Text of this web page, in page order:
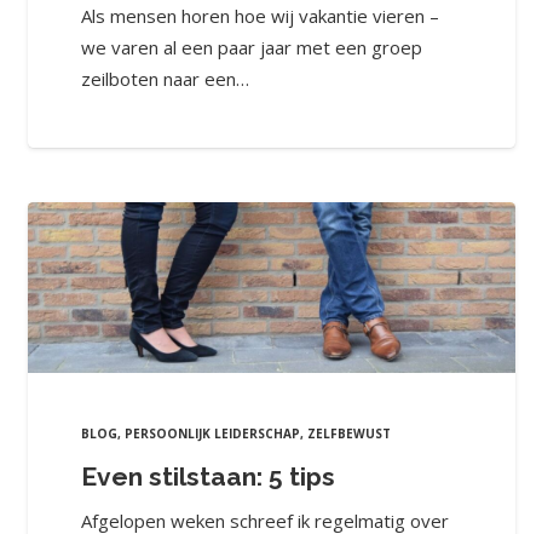
Als mensen horen hoe wij vakantie vieren –
we varen al een paar jaar met een groep
zeilboten naar een…
BLOG, PERSOONLIJK LEIDERSCHAP, ZELFBEWUST
Even stilstaan: 5 tips
Afgelopen weken schreef ik regelmatig over